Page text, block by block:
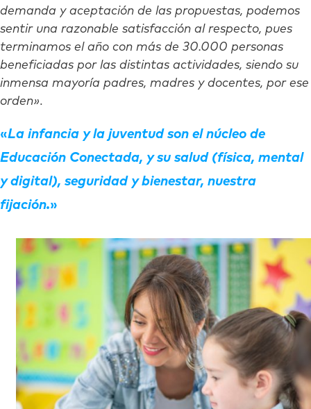
demanda y aceptación de las propuestas, podemos
sentir una razonable satisfacción al respecto, pues
terminamos el año con más de 30.000 personas
beneficiadas por las distintas actividades, siendo su
inmensa mayoría padres, madres y docentes, por ese
orden».
La infancia y la juventud son el núcleo de
Educación Conectada, y su salud (física, mental
y digital), seguridad y bienestar, nuestra
fijación.